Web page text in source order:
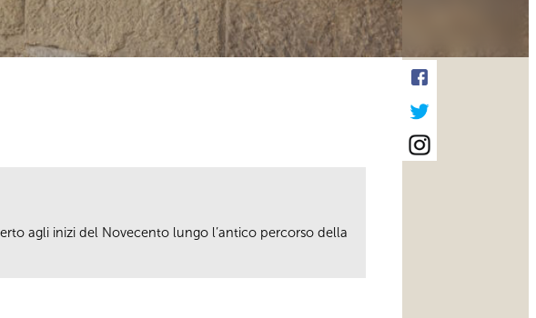
agli inizi del Novecento lungo l’antico percorso della